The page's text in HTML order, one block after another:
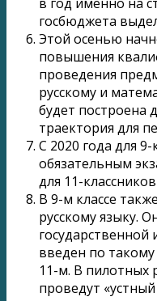
госбюджета
Этой осенью
повышения
проведения
русскому и
будет построена
траектория для
С 2020 года для 9-
обязательным
для 11-
В 9-м классе
русскому языку.
государственной
введен по
11-м. В пилотных
проведут «устный